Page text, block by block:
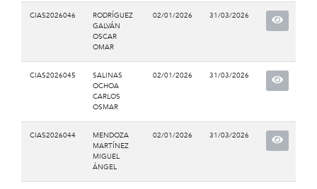
CIAS2026046
RODRÍGUEZ
GALVÁN
OSCAR
OMAR
02/01/2026 31/03/2026
CIAS2026045
SALINAS
OCHOA
CARLOS
OSMAR
02/01/2026 31/03/2026
CIAS2026044
MENDOZA
MARTÍNEZ
MIGUEL
ÁNGEL
02/01/2026 31/03/2026